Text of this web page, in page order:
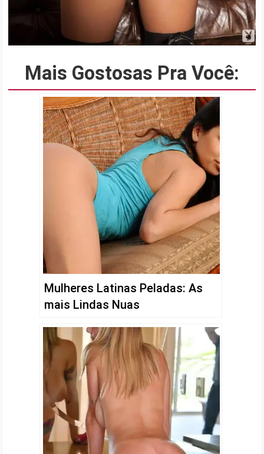
Mais Gostosas Pra Você:
Mulheres Latinas Peladas: As
mais Lindas Nuas